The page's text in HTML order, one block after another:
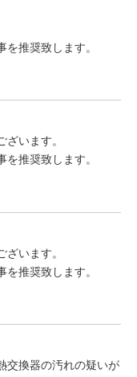
推奨致します。
ざいます。
推奨致します。
ざいます。
推奨致します。
交換器の汚れの疑いが